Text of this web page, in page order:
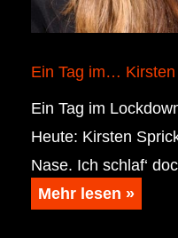
Ein Tag im…
Ein Tag im
Heute: Kirsten
Nase. Ich schlaf‘
Mehr lesen »